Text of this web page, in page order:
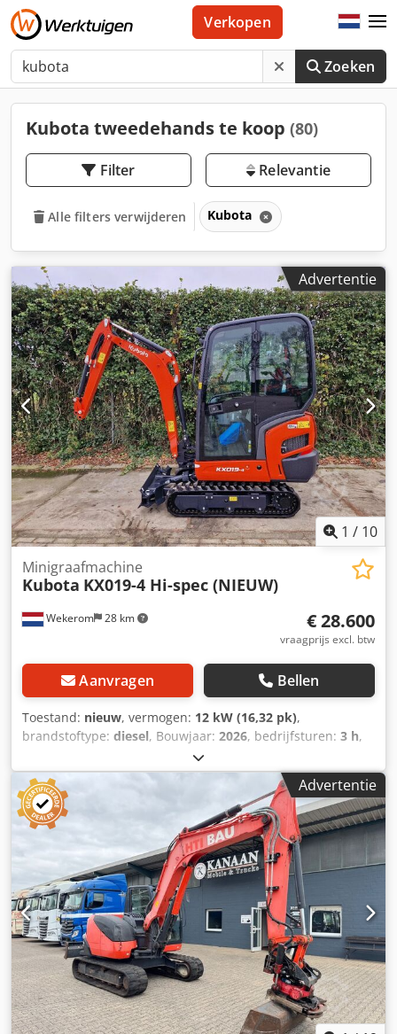
Zoeken
Verkopen
Kubota tweedehands te koop (80)
Filter Relevantie
Alle filters verwijderen Kubota
Advertentie
1 / 10
Wekerom 28 km
Minigraafmachine
Kubota KX019-4 Hi-spec (NIEUW)
€ 28.600
vraagprijs excl. btw
Aanvragen Bellen
Toestand: nieuw, vermogen: 12 kW (16,32 pk),
brandstoftype: diesel, Bouwjaar: 2026, bedrijfsturen: 3 h,
Bouwjaar: 2026 Dedpozp Ux Refx Afrock
Toepassingsgebied: bouw Aandrijving: rupsbanden
Leeggewicht: 1.900 kg Werkbreedte: 100 cm CE-markering:
ja Algemene staat: zeer goed Technische staat: zeer goed
Visuele staat: zeer goed
Advertentie